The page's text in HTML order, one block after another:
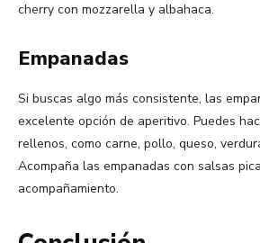
cherry con mozzarella y albahaca.
Empanadas
Si buscas algo más consistente, las
excelente opción de aperitivo. Puedes
rellenos, como carne, pollo, queso,
Acompaña las empanadas con salsas
acompañamiento.